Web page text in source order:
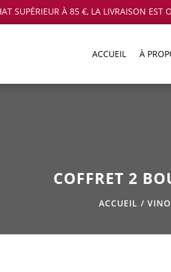
SUPÉRIEUR À 85 €, LA LIVRAISON EST
ACCUEIL À
COFFRET 2
ACCUEIL / VINO